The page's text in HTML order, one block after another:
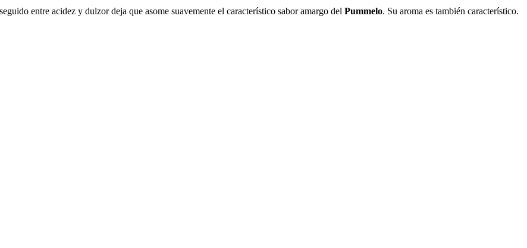
entre acidez y dulzor deja que asome suavemente el característico sabor amargo del Pummelo. Su aroma es también característico.